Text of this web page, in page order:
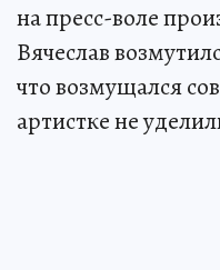
на пресс-воле
Вячеслав
что возмущался
артистке не